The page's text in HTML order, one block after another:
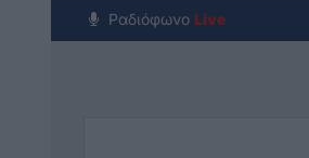
Ραδιόφωνο Live